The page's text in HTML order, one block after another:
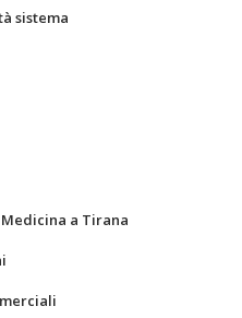
sistema
a Tirana